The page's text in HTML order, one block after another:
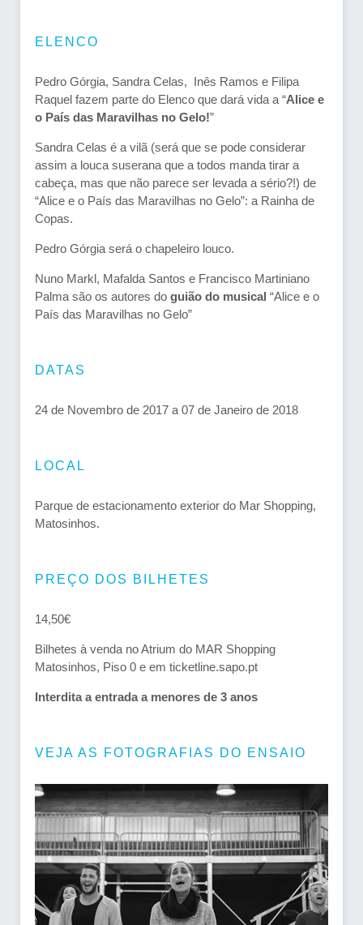
ELENCO
Pedro Górgia, Sandra Celas, Inês Ramos e Filipa
Raquel fazem parte do Elenco que dará vida a “Alice e
o País das Maravilhas no Gelo!”
Sandra Celas é a vilã (será que se pode considerar
assim a louca suserana que a todos manda tirar a
cabeça, mas que não parece ser levada a sério?!) de
“Alice e o País das Maravilhas no Gelo”: a Rainha de
Copas.
Pedro Górgia será o chapeleiro louco.
Nuno Markl, Mafalda Santos e Francisco Martiniano
Palma são os autores do guião do musical “Alice e o
País das Maravilhas no Gelo”
DATAS
24 de Novembro de 2017 a 07 de Janeiro de 2018
LOCAL
Parque de estacionamento exterior do Mar Shopping,
Matosinhos.
PREÇO DOS BILHETES
14,50€
Bilhetes à venda no Atrium do MAR Shopping
Matosinhos, Piso 0 e em ticketline.sapo.pt
Interdita a entrada a menores de 3 anos
VEJA AS FOTOGRAFIAS DO ENSAIO